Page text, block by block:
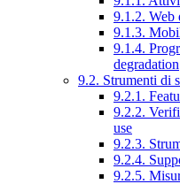
9.1.2. Web
9.1.3.
9.1.4.
degradation
9.2. Strumenti di
9.2.1.
9.2.2.
use
9.2.3.
9.2.4.
9.2.5.